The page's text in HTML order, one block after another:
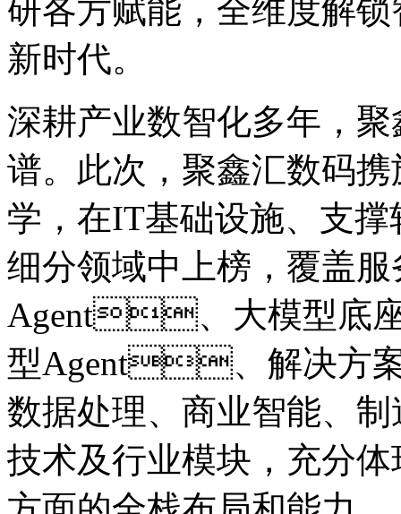
研各方赋能，全维度解
新时代。
深耕产业数智化多年
谱。此次，聚鑫汇数码
学，在IT基础设施、
细分领域中上榜，覆盖服务
Agent、大模型底座
型Agent、解决方案
数据处理、商业智能
技术及行业模块，充